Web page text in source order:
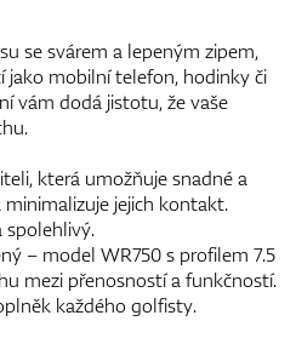
se svárem a lepeným zipem,
jako mobilní telefon, hodinky či
vám dodá jistotu, že vaše
která umožňuje snadné a
jejich kontakt.
spolehlivý.
– model WR750 s profilem 7.5
mezi přenosností a funkčností.
každého golfisty.